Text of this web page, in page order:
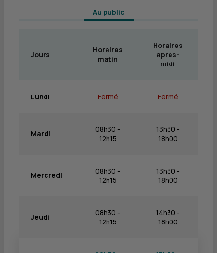
Au public
Jours
Horaires
matin
Horaires
après-
midi
Lundi Fermé Fermé
Mardi
08h30 -
12h15
13h30 -
18h00
Mercredi
08h30 -
12h15
13h30 -
18h00
Jeudi
08h30 -
12h15
14h30 -
18h00